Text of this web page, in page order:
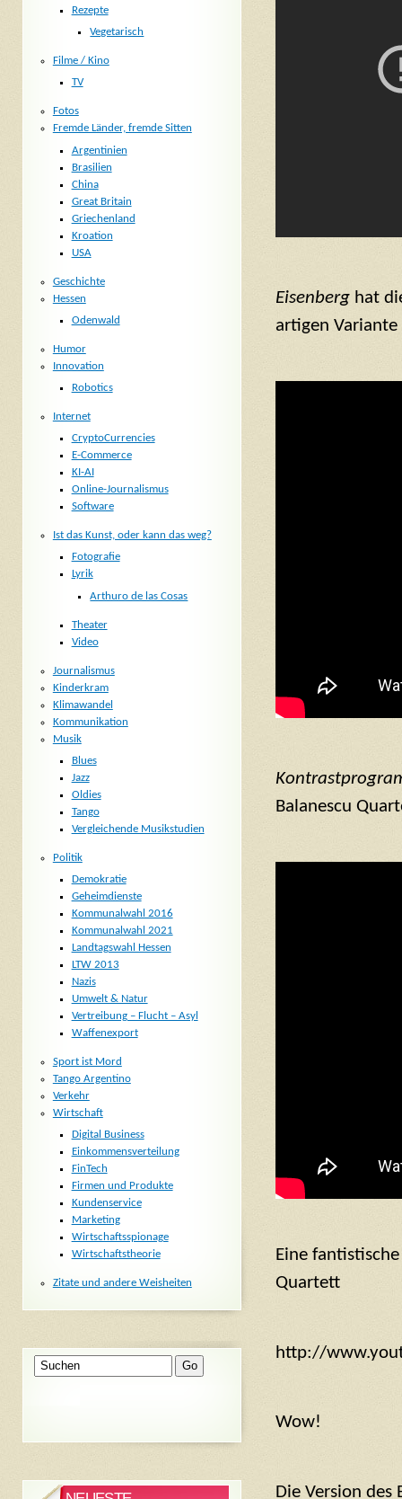
Eisenberg hat
artigen Variante
Balanescu
Eine
Quartett
http://
Wow!
Die Version des
Rezepte
Vegetarisch
Filme / Kino
TV
Fotos
Fremde Länder, fremde Sitten
Argentinien
Brasilien
China
Great Britain
Griechenland
Kroation
USA
Geschichte
Hessen
Odenwald
Humor
Innovation
Robotics
Internet
CryptoCurrencies
E-Commerce
KI-AI
Online-Journalismus
Software
Ist das Kunst, oder kann das weg?
Fotografie
Lyrik
Arthuro de las Cosas
Theater
Video
Journalismus
Kinderkram
Klimawandel
Kommunikation
Musik
Blues
Jazz
Oldies
Tango
Vergleichende Musikstudien
Politik
Demokratie
Geheimdienste
Kommunalwahl 2016
Kommunalwahl 2021
Landtagswahl Hessen
LTW 2013
Nazis
Umwelt & Natur
Vertreibung – Flucht – Asyl
Waffenexport
Sport ist Mord
Tango Argentino
Verkehr
Wirtschaft
Digital Business
Einkommensverteilung
FinTech
Firmen und Produkte
Kundenservice
Marketing
Wirtschaftsspionage
Wirtschaftstheorie
Zitate und andere Weisheiten